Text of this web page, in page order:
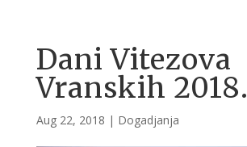
Dani Vitezova
Vranskih 2018.
Aug 22, 2018 | Dogadjanja